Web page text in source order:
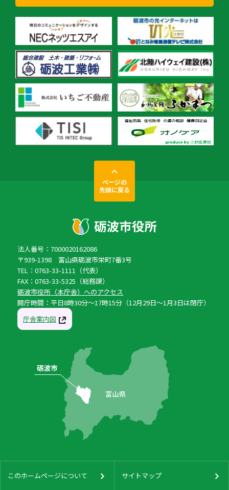
ページの
先頭に戻る
法人番号：7000020162086
〒939-1398 富山県砺波市栄町7番3号
TEL：0763-33-1111（代表）
FAX：0763-33-5325（総務課）
砺波市役所（本庁舎）へのアクセス
開庁時間：平日8時30分〜17時15分（12月29日〜1月3日は閉庁）
庁舎案内図
このホームページについて サイトマップ